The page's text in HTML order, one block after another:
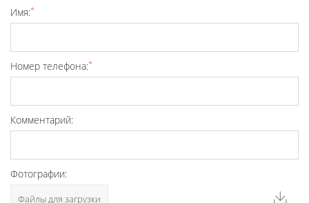
Имя:*
Номер телефона:*
Комментарий:
Фотографии:
Файлы для загрузки